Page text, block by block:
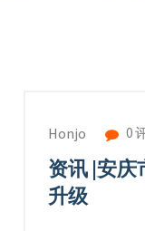
Honjo 0
资讯 |安庆
升级